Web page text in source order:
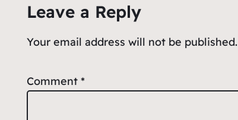
Leave a Reply
Your email address will not be published.
Comment *